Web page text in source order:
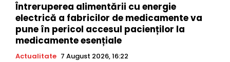
Întreruperea alimentării cu energie
electrică a fabricilor de medicamente va
pune în pericol accesul pacienților la
medicamente esențiale
Actualitate 7 August 2026, 16:22